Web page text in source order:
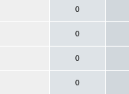
0
0
0
0